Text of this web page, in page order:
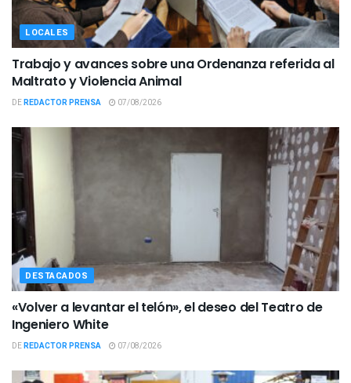
LOCALES
Trabajo y avances sobre una Ordenanza referida al
Maltrato y Violencia Animal
DEREDACTOR PRENSA 07/08/2026
DESTACADOS
«Volver a levantar el telón», el deseo del Teatro de
Ingeniero White
DEREDACTOR PRENSA 07/08/2026